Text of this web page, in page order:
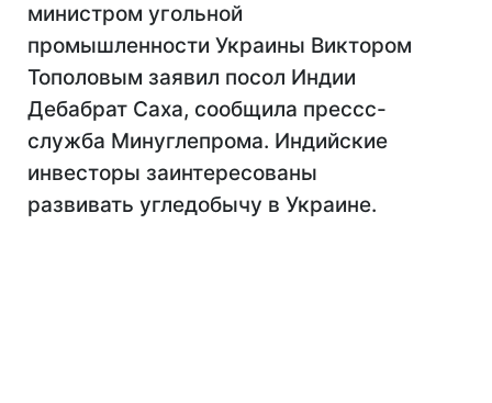
министром угольной
промышленности Украины Виктором
Тополовым заявил посол Индии
Дебабрат Саха, сообщила прессс-
служба Минуглепрома. Индийские
инвесторы заинтересованы
развивать угледобычу в Украине.